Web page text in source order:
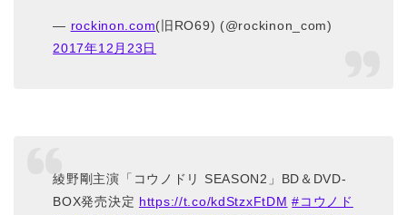
— rockinon.com(旧RO69) (@rockinon_com)
2017年12月23日
綾野剛主演「コウノドリ SEASON2」BD＆DVD-
BOX発売決定 https://t.co/kdStzxFtDM #コウノド